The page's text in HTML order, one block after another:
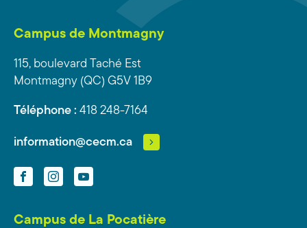
Campus de Montmagny
115, boulevard Taché Est
Montmagny (QC) G5V 1B9
Téléphone : 418 248-7164
information@cecm.ca
FacebookInstagramYouTube
Campus de La Pocatière